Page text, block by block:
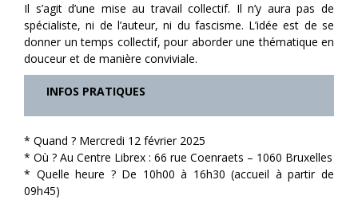
Il s’agit d’une mise au travail collectif. Il n’y aura pas de
spécialiste, ni de l’auteur, ni du fascisme. L’idée est de se
donner un temps collectif, pour aborder une thématique en
douceur et de manière conviviale.
INFOS PRATIQUES
* Quand ? Mercredi 12 février 2025
* Où ? Au Centre Librex : 66 rue Coenraets – 1060 Bruxelles
* Quelle heure ? De 10h00 à 16h30 (accueil à partir de
09h45)